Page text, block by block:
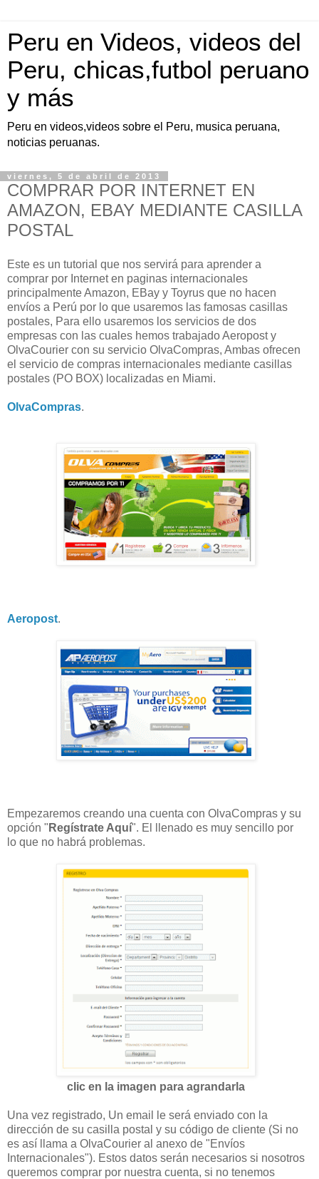
Peru en Videos, videos del
Peru, chicas,futbol peruano
y más
Peru en videos,videos sobre el Peru, musica peruana,
noticias peruanas.
viernes, 5 de abril de 2013
COMPRAR POR INTERNET EN
AMAZON, EBAY MEDIANTE CASILLA
POSTAL
Este es un tutorial que nos servirá para aprender a
comprar por Internet en paginas internacionales
principalmente Amazon, EBay y Toyrus que no hacen
envíos a Perú por lo que usaremos las famosas casillas
postales, Para ello usaremos los servicios de dos
empresas con las cuales hemos trabajado Aeropost y
OlvaCourier con su servicio OlvaCompras, Ambas ofrecen
el servicio de compras internacionales mediante casillas
postales (PO BOX) localizadas en Miami.
OlvaCompras.
Aeropost.
Empezaremos creando una cuenta con OlvaCompras y su
opción " Regístrate Aquí". El llenado es muy sencillo por
lo que no habrá problemas.
clic en la imagen para agrandarla
Una vez registrado, Un email le será enviado con la
dirección de su casilla postal y su código de cliente (Si no
es así llama a OlvaCourier al anexo de "Envíos
Internacionales"). Estos datos serán necesarios si nosotros
queremos comprar por nuestra cuenta, si no tenemos